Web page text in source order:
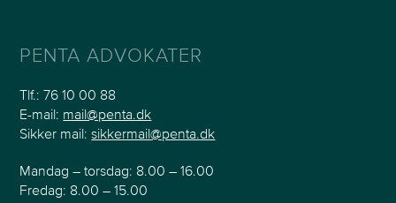
PENTA ADVOKATER
Tlf.:76 10 00 88
E-mail: mail@penta.dk
Sikker mail:sikkermail@penta.dk
Mandag – torsdag: 8.00 – 16.00
Fredag: 8.00 – 15.00